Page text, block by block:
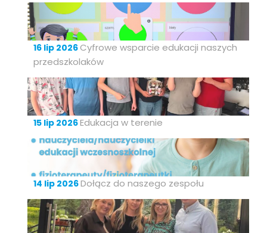
16 lip 2026 Cyfrowe wsparcie edukacji naszych
przedszkolaków
15 lip 2026Edukacja w terenie
14 lip 2026Dołącz do naszego zespołu